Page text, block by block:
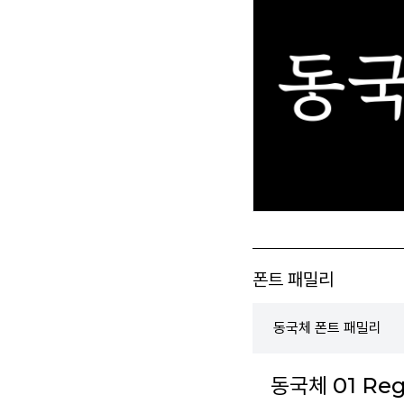
폰트 패밀리
동국체 폰트 패밀리
동국체 01